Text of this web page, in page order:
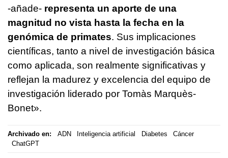
-añade- representa un aporte de una
magnitud no vista hasta la fecha en la
genómica de primates. Sus implicaciones
científicas, tanto a nivel de investigación básica
como aplicada, son realmente significativas y
reflejan la madurez y excelencia del equipo de
investigación liderado por Tomàs Marquès-
Bonet».
Archivado en: ADN Inteligencia artificial Diabetes
Cáncer
ChatGPT